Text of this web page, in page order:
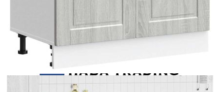
Сподели Tweet